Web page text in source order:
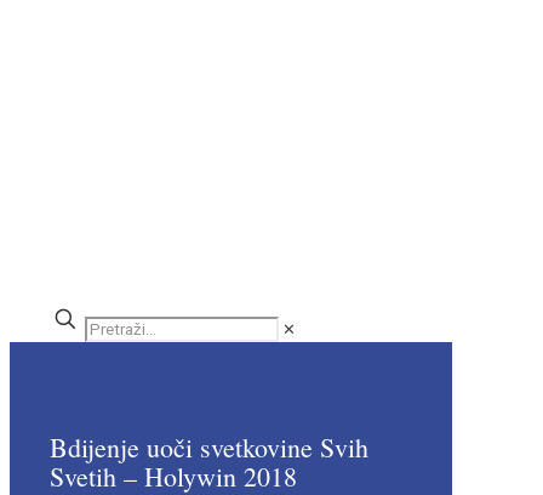
✕
Bdijenje uoči svetkovine Svih
Svetih – Holywin 2018